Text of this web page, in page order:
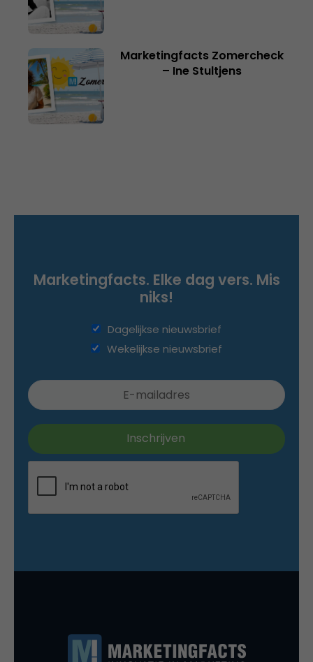
Marketingfacts Zomercheck
– Ine Stultjens
Marketingfacts. Elke dag vers. Mis
niks!
Dagelijkse nieuwsbrief
Wekelijkse nieuwsbrief